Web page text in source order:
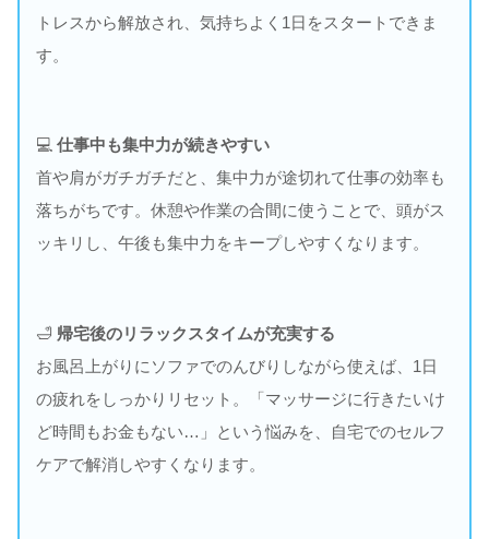
トレスから解放され、気持ちよく1日をスタートできま
す。
💻 仕事中も集中力が続きやすい
首や肩がガチガチだと、集中力が途切れて仕事の効率も
落ちがちです。休憩や作業の合間に使うことで、頭がス
ッキリし、午後も集中力をキープしやすくなります。
🛁 帰宅後のリラックスタイムが充実する
お風呂上がりにソファでのんびりしながら使えば、1日
の疲れをしっかりリセット。「マッサージに行きたいけ
ど時間もお金もない…」という悩みを、自宅でのセルフ
ケアで解消しやすくなります。